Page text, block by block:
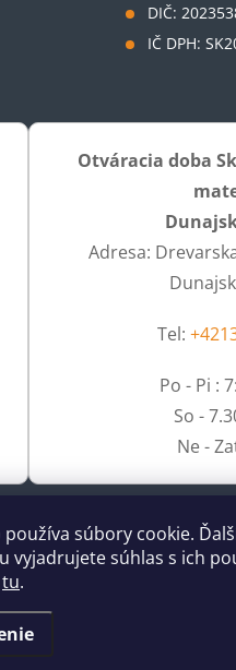
používa súbory cookie.
vyjadrujete súhlas s ich
tu.
DIČ:
IČ DPH:
Otváracia doba
Adresa:
Tel:
Po - Pi :
So -
Ne -